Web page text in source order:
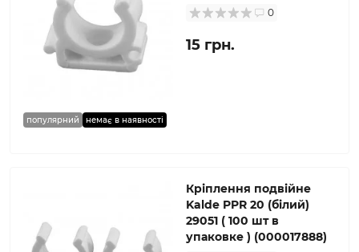
популярний немає в наявності
0
15 грн.
Кріплення подвійне
Kalde PPR 20 (білий)
29051 ( 100 шт в
упаковке ) (000017888)